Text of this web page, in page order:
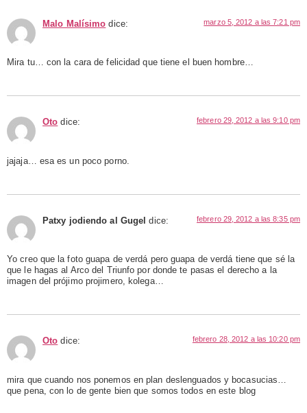
Malo Malísimo dice: marzo 5, 2012 a las 7:21 pm
Mira tu… con la cara de felicidad que tiene el buen hombre…
Oto dice: febrero 29, 2012 a las 9:10 pm
jajaja… esa es un poco porno.
Patxy jodiendo al Gugel dice: febrero 29, 2012 a las 8:35 pm
Yo creo que la foto guapa de verdá pero guapa de verdá tiene que sé la
que le hagas al Arco del Triunfo por donde te pasas el derecho a la
imagen del prójimo projimero, kolega…
Oto dice: febrero 28, 2012 a las 10:20 pm
mira que cuando nos ponemos en plan deslenguados y bocasucias…
que pena, con lo de gente bien que somos todos en este blog